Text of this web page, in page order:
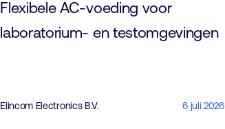
Flexibele AC-voeding voor
laboratorium- en testomgevingen
Elincom Electronics B.V. 6 juli 2026